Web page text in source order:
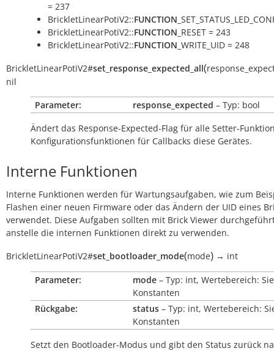
= 237
BrickletLinearPotiV2::FUNCTION
BrickletLinearPotiV2::FUNCTION _RESET = 243
BrickletLinearPotiV2::FUNCTION _WRITE_UID = 248
BrickletLinearPotiV2#set_response_expected_all(
nil
Parameter:
response_expected – Typ: bool
Ändert das Response-Expected-Flag für alle Setter-
Konfigurationsfunktionen für Callbacks diese Gerätes.
Interne Funktionen
Interne Funktionen werden für Wartungsaufgaben, wie zum
Flashen einer neuen Firmware oder das Ändern der UID eines
verwendet. Diese Aufgaben sollten mit Brick Viewer
anstelle die internen Funktionen direkt zu verwenden.
BrickletLinearPotiV2#set_bootloader_mode(mode) → int
Parameter: mode – Typ: int, Wertebereich:
Konstanten
Rückgabe:
status – Typ: int, Wertebereich:
Konstanten
Setzt den Bootloader-Modus und gibt den Status zurück